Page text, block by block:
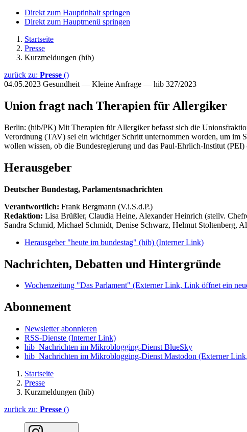
Direkt zum Hauptinhalt springen
Direkt zum Hauptmenü springen
Startseite
Presse
Kurzmeldungen (hib)
zurück zu: Presse ()
04.05.2023 Gesundheit — Kleine Anfrage — hib 327/2023
Union fragt nach Therapien für Allergiker
Berlin: (hib/PK) Mit Therapien für Allergiker befasst sich die
Verordnung (TAV) sei ein wichtiger Schritt unternommen worden, um im
wollen wissen, ob die Bundesregierung und das Paul-Ehrlich-Institut
Herausgeber
Deutscher Bundestag, Parlamentsnachrichten
Verantwortlich: Frank Bergmann (V.i.S.d.P.)
Redaktion: Lisa Brüßler, Claudia Heine, Alexander Heinrich (stellv.
Sandra Schmid, Michael Schmidt, Denise Schwarz, Helmut Stoltenberg,
Herausgeber "heute im bundestag" (hib) (Interner Link)
Nachrichten, Debatten und Hintergründe
Wochenzeitung "Das Parlament" (Externer Link, Link öffnet ein
Abonnement
Newsletter abonnieren
RSS-Dienste (Interner Link)
hib_Nachrichten im Mikroblogging-Dienst BlueSky
hib_Nachrichten im Mikroblogging-Dienst Mastodon (Externer
Startseite
Presse
Kurzmeldungen (hib)
zurück zu: Presse ()